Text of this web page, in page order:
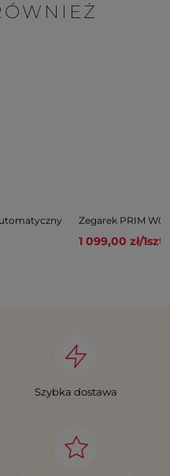
Zegarek PRIM
1 099,00 zł/1szt.
Szybka dostawa